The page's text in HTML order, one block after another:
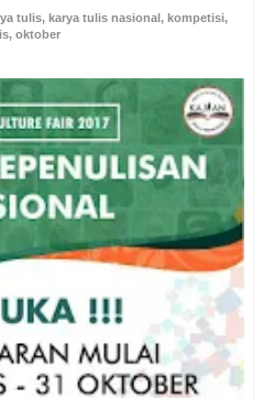
tulis, karya tulis nasional, kompetisi,
, oktober